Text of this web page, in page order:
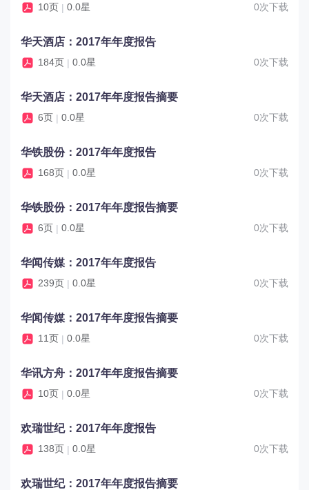
10页 | 0.0星 0次下载
华天酒店：2017年年度报告
184页 | 0.0星 0次下载
华天酒店：2017年年度报告摘要
6页 | 0.0星 0次下载
华铁股份：2017年年度报告
168页 | 0.0星 0次下载
华铁股份：2017年年度报告摘要
6页 | 0.0星 0次下载
华闻传媒：2017年年度报告
239页 | 0.0星 0次下载
华闻传媒：2017年年度报告摘要
11页 | 0.0星 0次下载
华讯方舟：2017年年度报告摘要
10页 | 0.0星 0次下载
欢瑞世纪：2017年年度报告
138页 | 0.0星 0次下载
欢瑞世纪：2017年年度报告摘要